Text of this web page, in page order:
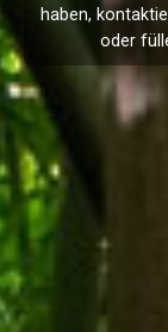
haben,
oder